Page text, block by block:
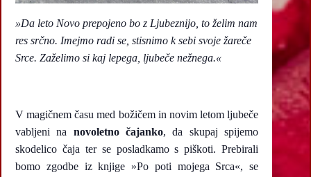
»Da leto Novo prepojeno bo z Ljubeznijo, to želim nam
res srčno. Imejmo radi se, stisnimo k sebi svoje žareče
Srce. Zaželimo si kaj lepega, ljubeče nežnega.«
V magičnem času med božičem in novim letom ljubeče
vabljeni na novoletno čajanko, da skupaj spijemo
skodelico čaja ter se posladkamo s piškoti. Prebirali
bomo zgodbe iz knjige »Po poti mojega Srca«, se